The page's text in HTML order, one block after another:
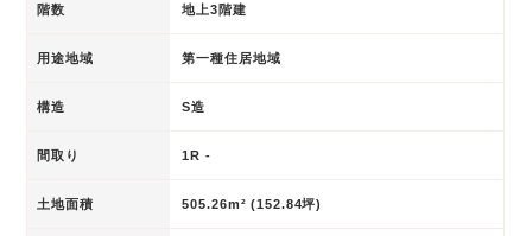
階数 地上3階建
用途地域 第一種住居地域
構造 S造
間取り 1R -
土地面積 505.26m² (152.84坪)